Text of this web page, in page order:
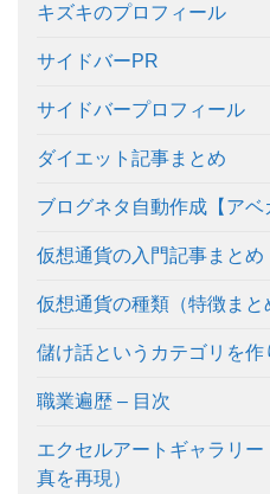
キズキのプロフィール
サイドバーPR
サイドバープロフィール
ダイエット記事まとめ
ブログネタ自動作成【アベ
仮想通貨の入門記事まとめ
仮想通貨の種類（特徴まと
儲け話というカテゴリを作
職業遍歴 – 目次
エクセルアートギャラリ
真を再現）